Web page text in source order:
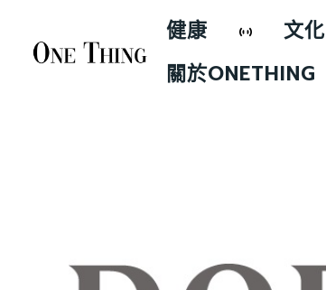
健康 文化
關於ONETHING